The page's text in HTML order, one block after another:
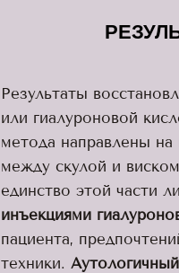
Результаты
или гиалуроновой
метода направлены на
между скулой и
единство этой части
инъекциями
пациента,
техники.